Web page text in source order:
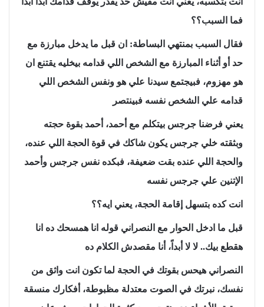
فما السبب؟؟
فقال السبب بمنتهي البساطة: ان قبل ما يدخل مبارزة مع
حد أو أثناء المبارزة مع الشخص اللي قدامه بيخليه يقتنع ان
هو مهزوم، فبيجتمع سيدنا علي هو ونفس الشخص اللي
قدامه علي الشخص نفسه فبينتصر
يعني فرضنا جرجس بيتكلم مع أحمد، أحمد بقوة حجته
وبثقته خلي جرجس يكون شاكك في قوة الحجة اللي عنده،
والحجة اللي عنده بقت ضعيفة، فبكده نفس جرجس وأحمد
الإتنين علي جرجس نفسه
انت كده بتسهل إقامة الحجة، يعني ايه؟؟
قبل ما ادخل الحوار مع النصراني قوله انا همسحك ده انا
هقطع بيك.. لا لا أبداً، أنا مقصدش الكلام ده
النصراني هيحس بقوتك في الحجة لما تكون انت واثق من
نفسك، نبرتك في الصوت معتدلة مظبوطة، أفكارك منسقة